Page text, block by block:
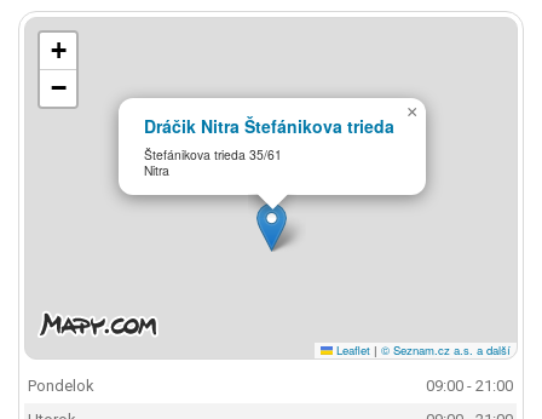
Dráčik Nitra Štefánikova trieda
Štefánikova trieda 35/61
Nitra
×
+
−
Leaflet | © Seznam.cz a.s. a další
Pondelok
09:00 - 21:00